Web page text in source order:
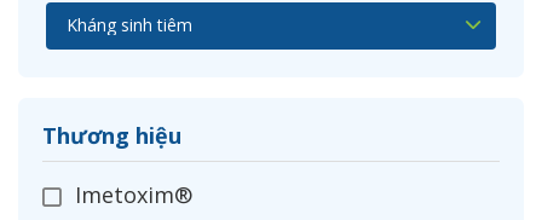
Thương hiệu
Imetoxim®